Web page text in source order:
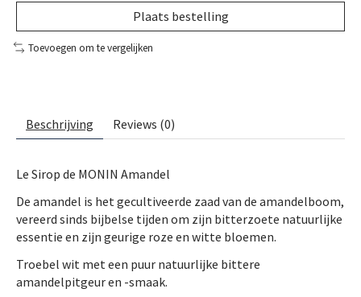
Plaats bestelling
Toevoegen om te vergelijken
Beschrijving Reviews (0)
Le Sirop de MONIN Amandel
De amandel is het gecultiveerde zaad van de amandelboom,
vereerd sinds bijbelse tijden om zijn bitterzoete natuurlijke
essentie en zijn geurige roze en witte bloemen.
Troebel wit met een puur natuurlijke bittere
amandelpitgeur en -smaak.